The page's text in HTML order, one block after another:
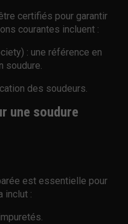
certifiés pour garantir
courantes incluent :
: une référence en
soudure.
des soudeurs.
une soudure
est essentielle pour
inclut :